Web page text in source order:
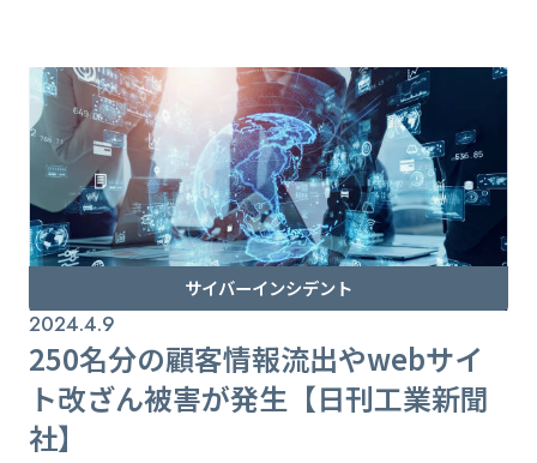
サイバーインシデント
2024.4.9
250名分の顧客情報流出やwebサイ
ト改ざん被害が発生【日刊工業新聞
社】